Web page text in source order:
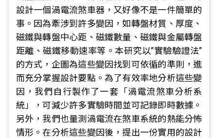
設計一個渦電流煞車器，又好像不是一件簡單的
事。因為牽涉到許多變因，如轉盤材質、厚度、
磁鐵與轉盤中心距、磁鐵數量、磁鐵與金屬轉盤
距離、磁鐵移動速率等。本研究以”實驗驗證法”
的方式，企圖為這些變因找到可依循的準則，進
而充分掌握設計要點。為了有效率地分析這些變
因，我們自行製作了一套「渦電流煞車分析系
統」，可減少許多實驗時間並可記錄即時數據。
另外，我們也量測渦電流在煞車系統的熱能分怖
情形。在分析這些變因後，提出一份實用的設計